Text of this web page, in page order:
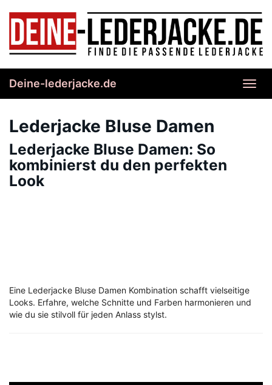
content
Deine-lederjacke.de
Lederjacke Bluse Damen
Lederjacke Bluse Damen: So
kombinierst du den perfekten
Look
Eine Lederjacke Bluse Damen Kombination schafft vielseitige
Looks. Erfahre, welche Schnitte und Farben harmonieren und
wie du sie stilvoll für jeden Anlass stylst.